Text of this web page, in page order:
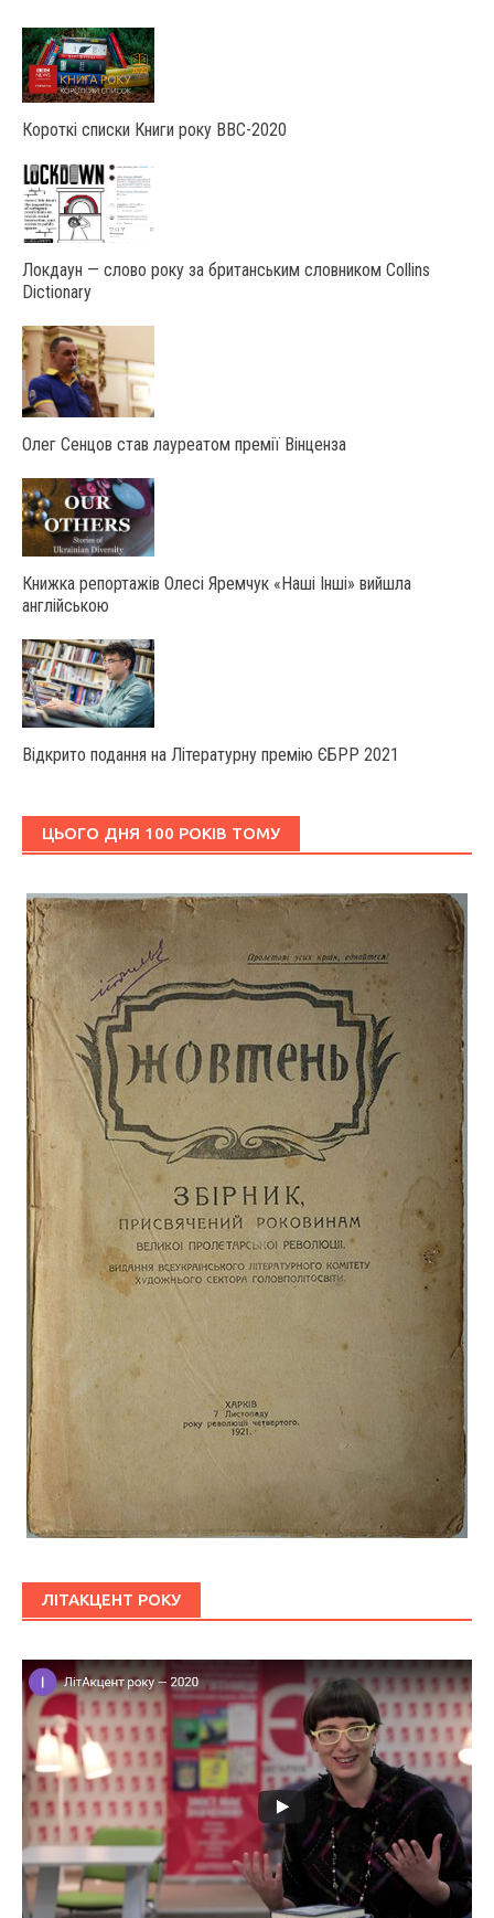
Короткі списки Книги року ВВС-2020
Локдаун — слово року за британським словником Collins
Dictionary
Олег Сенцов став лауреатом премії Вінценза
Книжка репортажів Олесі Яремчук «Наші Інші» вийшла
англійською
Відкрито подання на Літературну премію ЄБРР 2021
ЦЬОГО ДНЯ 100 РОКІВ ТОМУ
ЛІТАКЦЕНТ РОКУ